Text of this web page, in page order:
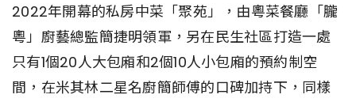
2022年開幕的私房中菜「聚苑」，由粵菜餐廳「朧
粵」廚藝總監簡捷明領軍，另在民生社區打造一處
只有1個20人大包廂和2個10人小包廂的預約制空
間，在米其林二星名廚簡師傅的口碑加持下，同樣